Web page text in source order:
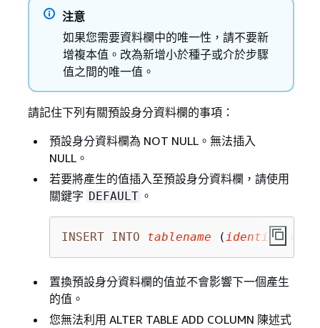
注意
如果您需要資料欄中的唯一性，請不要新
增複本值。改為新增小於種子或介於步驟
值之間的唯一值。
請記住下列有關預設身分資料欄的事項：
預設身分資料欄為 NOT NULL。無法插入
NULL。
若要將產生的值插入至預設身分資料欄，請使用
關鍵字 DEFAULT 。
INSERT INTO tablename ( identity-
置換預設身分資料欄的值並不會影響下一個產生
的值。
您無法利用 ALTER TABLE ADD COLUMN 陳述式